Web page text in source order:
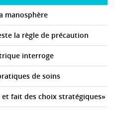
manosphère
la règle de précaution
interroge
de soins
et fait des choix stratégiques»